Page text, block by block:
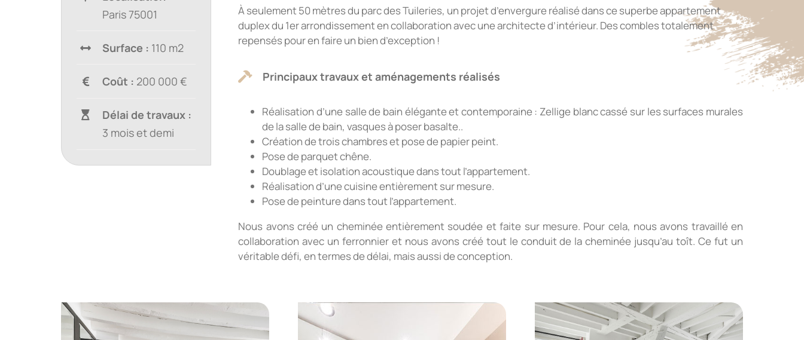
Paris 75001
Surface : 110 m2
Coût : 200 000 €
Délai de travaux :
3 mois et demi
À seulement 50 mètres du parc des Tuileries, un projet d’envergure réalisé dans ce superbe appartement
duplex du 1er arrondissement en collaboration avec une architecte d’intérieur. Des combles totalement
repensés pour en faire un bien d’exception !
Principaux travaux et aménagements réalisés
Réalisation d’une salle de bain élégante et contemporaine : Zellige blanc cassé sur les surfaces murales
de la salle de bain, vasques à poser basalte..
Création de trois chambres et pose de papier peint.
Pose de parquet chêne.
Doublage et isolation acoustique dans tout l’appartement.
Réalisation d’une cuisine entièrement sur mesure.
Pose de peinture dans tout l’appartement.
Nous avons créé un cheminée entièrement soudée et faite sur mesure. Pour cela, nous avons travaillé en
collaboration avec un ferronnier et nous avons créé tout le conduit de la cheminée jusqu’au toît. Ce fut un
véritable défi, en termes de délai, mais aussi de conception.